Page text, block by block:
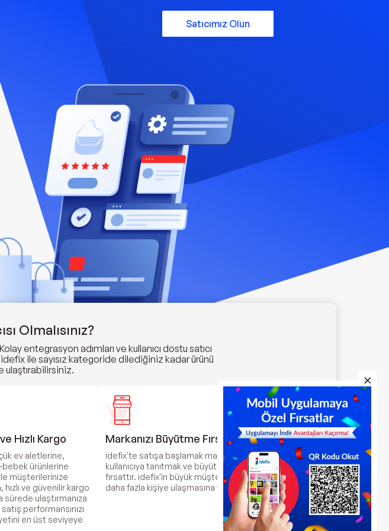
Satıcımız Olun
Olmalısınız?
entegrasyon adımları ve kullanıcı dostu satıcı
ile sayısız kategoride dilediğiniz kadar ürünü
Hızlı Kargo
ev aletlerine,
ürünlerine
müşterilerinize
ve güvenilir kargo
sürede ulaştırmanıza
performansınızı
en üst seviyeye
Markanızı Büyütme Fırsatı
idefix'te satışa başlamak markanızı daha fazla
kullanıcıya tanıtmak ve büyütmek için harika bir
fırsattır. idefix'in büyük müşteri kitlesi markanızın
daha fazla kişiye ulaşmasına yardımcı olur.